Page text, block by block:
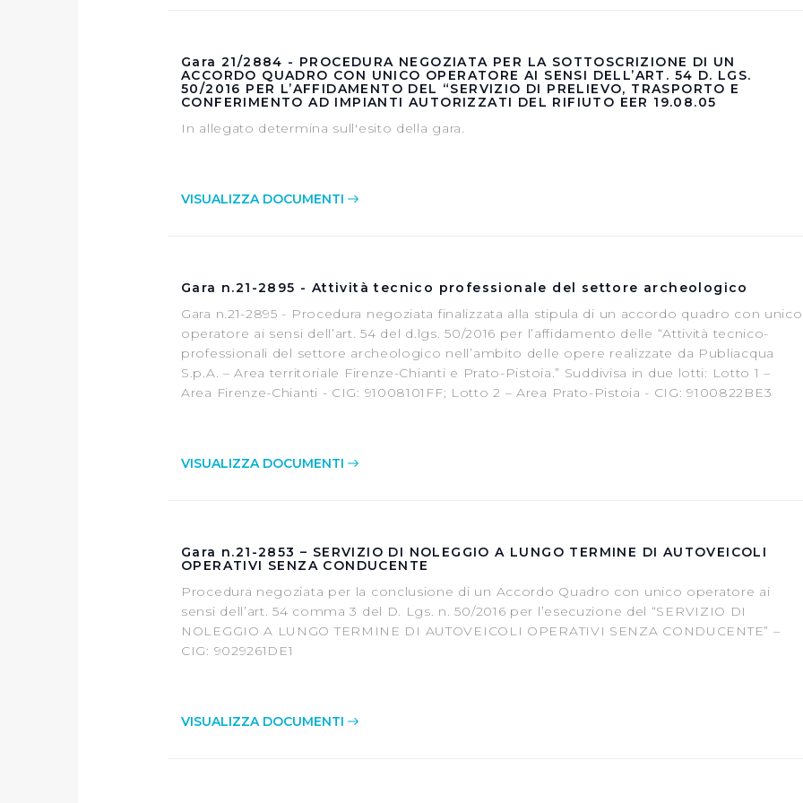
dunque la continuazione della navigazione in assenza di cookie o altri sistemi di
tecnici indispensabili per una corretta visualizzazione della pagina.
Gara 21/2884 - PROCEDURA NEGOZIATA PER LA SOTTOSCRIZIONE DI UN
ACCORDO QUADRO CON UNICO OPERATORE AI SENSI DELL’ART. 54 D. LGS.
50/2016 PER L’AFFIDAMENTO DEL “SERVIZIO DI PRELIEVO, TRASPORTO E
CONFERIMENTO AD IMPIANTI AUTORIZZATI DEL RIFIUTO EER 19.08.05
In allegato determina sull'esito della gara.
VISUALIZZA DOCUMENTI
Gara n.21-2895 - Attività tecnico professionale del settore archeologico
Gara n.21-2895 - Procedura negoziata finalizzata alla stipula di un accordo quadro con unico
operatore ai sensi dell’art. 54 del d.lgs. 50/2016 per l’affidamento delle “Attività tecnico-
professionali del settore archeologico nell’ambito delle opere realizzate da Publiacqua
S.p.A. – Area territoriale Firenze-Chianti e Prato-Pistoia.” Suddivisa in due lotti: Lotto 1 –
Area Firenze-Chianti - CIG: 91008101FF; Lotto 2 – Area Prato-Pistoia - CIG: 9100822BE3
VISUALIZZA DOCUMENTI
Gara n.21-2853 – SERVIZIO DI NOLEGGIO A LUNGO TERMINE DI AUTOVEICOLI
OPERATIVI SENZA CONDUCENTE
Procedura negoziata per la conclusione di un Accordo Quadro con unico operatore ai
sensi dell’art. 54 comma 3 del D. Lgs. n. 50/2016 per l’esecuzione del “SERVIZIO DI
NOLEGGIO A LUNGO TERMINE DI AUTOVEICOLI OPERATIVI SENZA CONDUCENTE” –
CIG: 9029261DE1
VISUALIZZA DOCUMENTI